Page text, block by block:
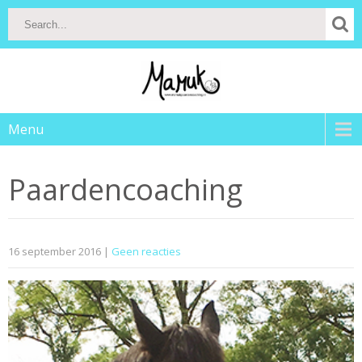
Menu
Paardencoaching
16 september 2016 | Geen reacties